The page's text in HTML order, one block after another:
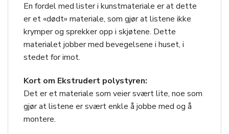
En fordel med lister i kunstmateriale er at dette
er et «dødt» materiale, som gjør at listene ikke
krymper og sprekker opp i skjøtene. Dette
materialet jobber med bevegelsene i huset, i
stedet for imot.
Kort om Ekstrudert polystyren:
Det er et materiale som veier svært lite, noe som
gjør at listene er svært enkle å jobbe med og å
montere.